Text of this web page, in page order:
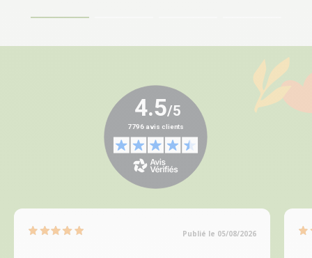
Publié le 05/08/2026